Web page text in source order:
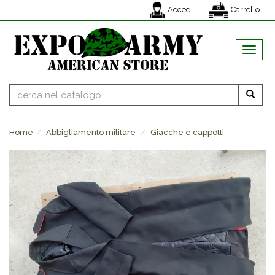
Accedi Carrello
MENU
Home Abbigliamento militare Giacche e cappotti